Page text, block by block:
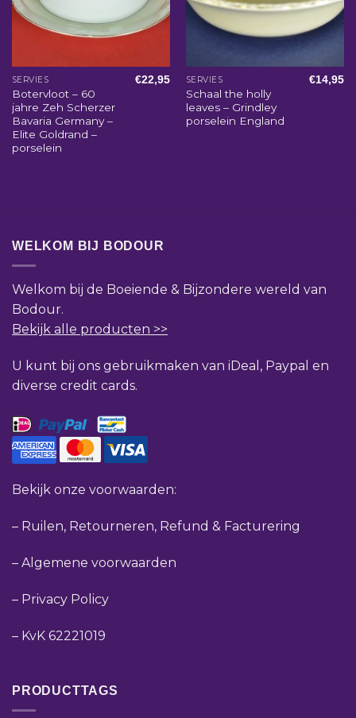
SERVIES
Botervloot – 60
jahre Zeh Scherzer
Bavaria Germany –
Elite Goldrand –
porselein
€22,95 SERVIES
Schaal the holly
leaves – Grindley
porselein England
€14,95
WELKOM BIJ BODOUR
Welkom bij de Boeiende & Bijzondere wereld van
Bodour.
Bekijk alle producten >>
U kunt bij ons gebruikmaken van iDeal, Paypal en
diverse credit cards.
Bekijk onze voorwaarden:
– Ruilen, Retourneren, Refund & Facturering
– Algemene voorwaarden
– Privacy Policy
– KvK 62221019
PRODUCTTAGS